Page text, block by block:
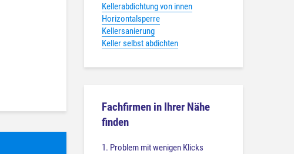
Kellerabdichtung von innen
Horizontalsperre
Kellersanierung
Keller selbst abdichten
Fachfirmen in Ihrer Nähe
finden
1. Problem mit wenigen Klicks